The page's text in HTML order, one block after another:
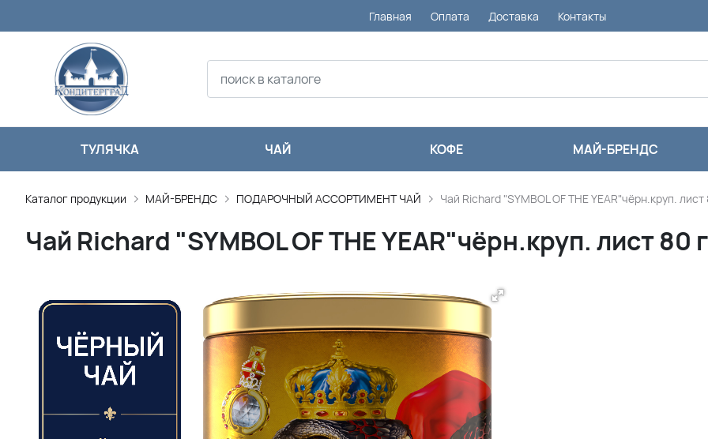
Главная Оплата Доставка Контакты
ТУЛЯЧКА ЧАЙ КОФЕ МАЙ-БРЕНДС
Каталог продукции МАЙ-БРЕНДС ПОДАРОЧНЫЙ АССОРТИМЕНТ ЧАЙ Чай Richard "SYMBOL OF THE YEAR"чёрн.круп. лист
Чай Richard "SYMBOL OF THE YEAR"чёрн.круп. лист 80